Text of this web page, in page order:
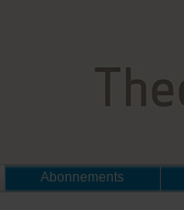
Abonnements